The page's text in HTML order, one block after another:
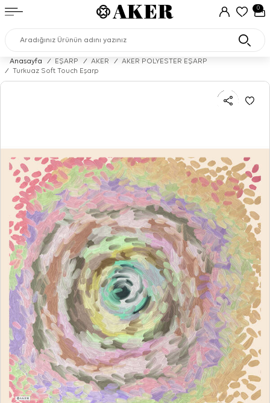
0
Anasayfa / EŞARP / AKER /
AKER POLYESTER EŞARP
/
Turkuaz Soft Touch Eşarp